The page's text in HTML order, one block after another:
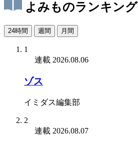
よみものランキング
24時間 週間 月間
1
連載 2026.08.06
ゾス
イミダス編集部
2
連載 2026.08.07